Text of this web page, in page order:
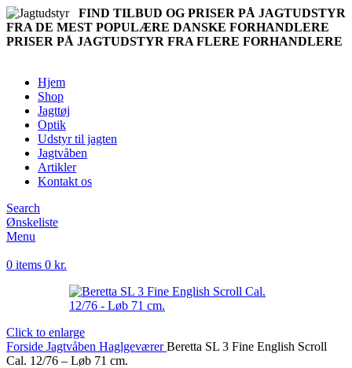
FIND TILBUD OG PRISER PÅ JAGTUDSTYR
FRA DE MEST POPULÆRE DANSKE FORHANDLERE
PRISER PÅ JAGTUDSTYR FRA FLERE FORHANDLERE
Hjem
Shop
Jagttøj
Optik
Udstyr til jagten
Jagtvåben
Artikler
Kontakt os
Search
Ønskeliste
Menu
0 items 0 kr.
Click to enlarge
Forside Jagtvåben HaglgeværerBeretta SL 3 Fine English Scroll
Cal. 12/76 – Løb 71 cm.